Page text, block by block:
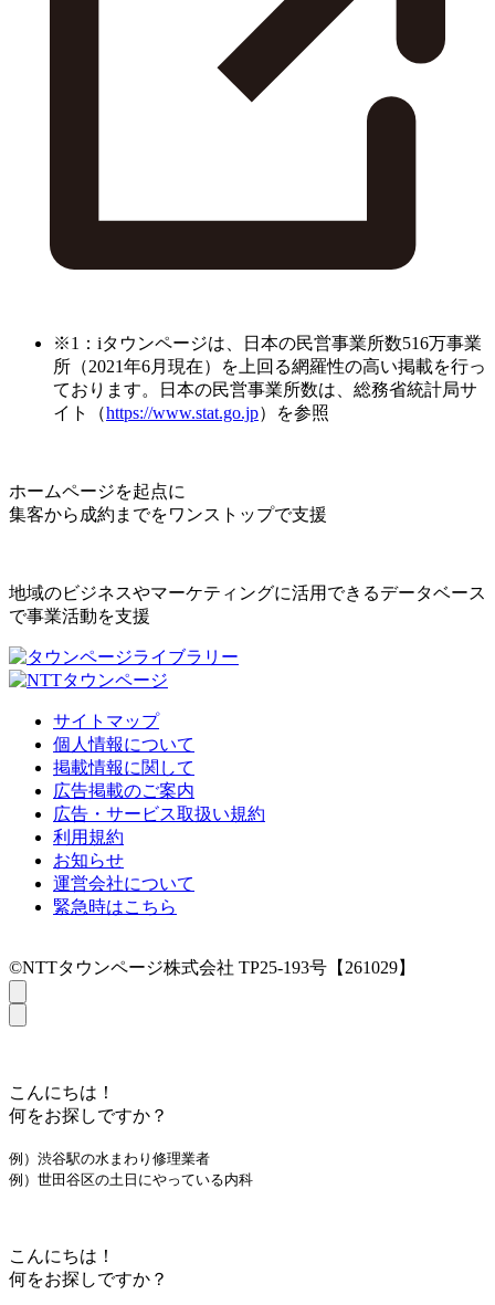
※1：iタウンページは、日本の民営事業所数516万事業
所（2021年6月現在）を上回る網羅性の高い掲載を行っ
ております。日本の民営事業所数は、総務省統計局サ
イト（https://www.stat.go.jp）を参照
ホームページを起点に
集客から成約までをワンストップで支援
地域のビジネスやマーケティングに活用できるデータベース
で事業活動を支援
サイトマップ
個人情報について
掲載情報に関して
広告掲載のご案内
広告・サービス取扱い規約
利用規約
お知らせ
運営会社について
緊急時はこちら
©NTTタウンページ株式会社 TP25-193号【261029】
こんにちは！
何をお探しですか？
例）渋谷駅の水まわり修理業者
例）世田谷区の土日にやっている内科
こんにちは！
何をお探しですか？